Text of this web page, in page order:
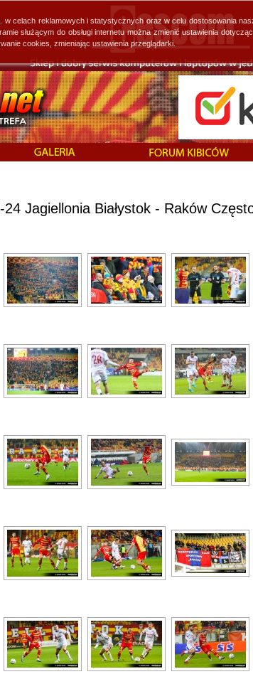
Jagiellonia Białystok - Raków
celach reklamowych i statystycznych oraz w celu dostosowania
służącym do obsługi internetu można zmienić ustawienia
cookies, zmieniając ustawienia przeglądarki.